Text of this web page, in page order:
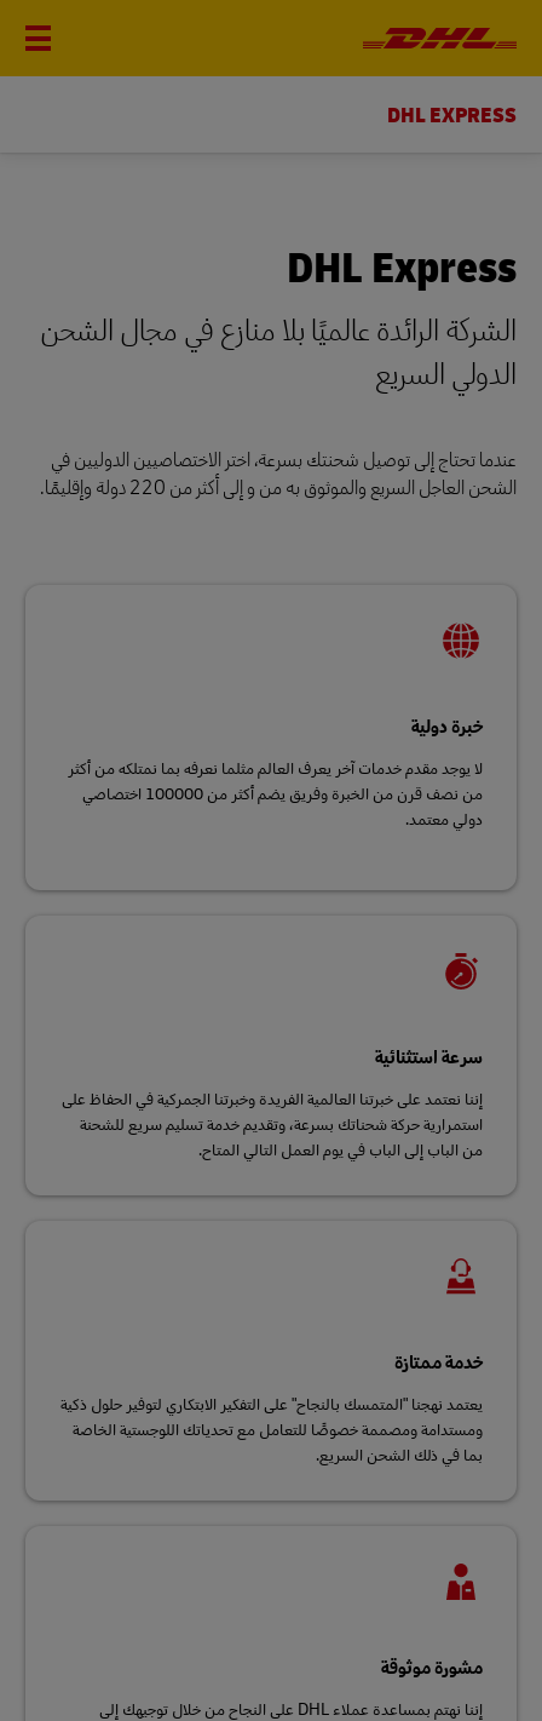
DHL EXPRESS
DHL Express
الشركة الرائدة عالميًا بلا منازع في مجال الشحن
الدولي السريع
عندما تحتاج إلى توصيل شحنتك بسرعة، اختر الاختصاصيين الدوليين في
الشحن العاجل السريع والموثوق به من و إلى أكثر من 220 دولة وإقليمًا.
خبرة دولية
لا يوجد مقدم خدمات آخر يعرف العالم مثلما نعرفه بما نمتلكه من أكثر
من نصف قرن من الخبرة وفريق يضم أكثر من 100000 اختصاصي
دولي معتمد.
سرعة استثنائية
إننا نعتمد على خبرتنا العالمية الفريدة وخبرتنا الجمركية في الحفاظ على
استمرارية حركة شحناتك بسرعة، وتقديم خدمة تسليم سريع للشحنة
من الباب إلى الباب في يوم العمل التالي المتاح.
خدمة ممتازة
يعتمد نهجنا "المتمسك بالنجاح" على التفكير الابتكاري لتوفير حلول ذكية
ومستدامة ومصممة خصوصًا للتعامل مع تحدياتك اللوجستية الخاصة
بما في ذلك الشحن السريع.
مشورة موثوقة
إننا نهتم بمساعدة عملاء DHL على النجاح من خلال توجيهك إلى